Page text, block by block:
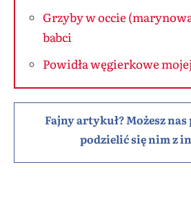
Grzyby w occie
babci
Powidła węgierkowe
Fajny artykuł? Możesz
podzielić się nim z